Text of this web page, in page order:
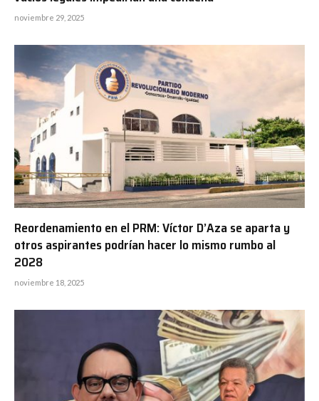
noviembre 29, 2025
Reordenamiento en el PRM: Víctor D’Aza se aparta y
otros aspirantes podrían hacer lo mismo rumbo al
2028
noviembre 18, 2025